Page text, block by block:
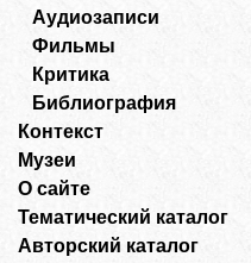
Аудиозаписи
Фильмы
Критика
Библиография
Контекст
Музеи
О сайте
Тематический каталог
Авторский каталог